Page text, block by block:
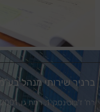
ברניר שירותי מנהל בע"מ
רח' ז'בוטינסקי 1, רמת גן, 5252001